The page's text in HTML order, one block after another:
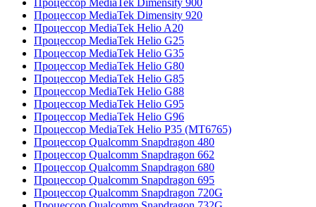
Процессор MediaTek Dimensity 920
Процессор MediaTek Helio A20
Процессор MediaTek Helio G25
Процессор MediaTek Helio G35
Процессор MediaTek Helio G80
Процессор MediaTek Helio G85
Процессор MediaTek Helio G88
Процессор MediaTek Helio G95
Процессор MediaTek Helio G96
Процессор MediaTek Helio P35 (MT6765)
Процессор Qualcomm Snapdragon 480
Процессор Qualcomm Snapdragon 662
Процессор Qualcomm Snapdragon 680
Процессор Qualcomm Snapdragon 695
Процессор Qualcomm Snapdragon 720G